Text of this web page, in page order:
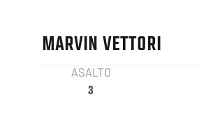
MARVIN VETTORI
ASALTO
3